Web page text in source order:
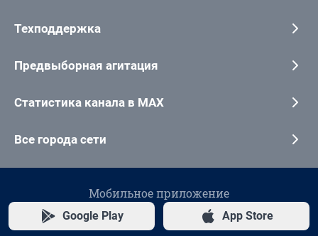
Техподдержка
Предвыборная агитация
Статистика канала в MAX
Все города сети
Мобильное приложение
Google Play App Store